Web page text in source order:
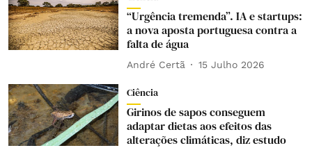
“Urgência tremenda”. IA e startups:
a nova aposta portuguesa contra a
falta de água
André Certã 15 Julho 2026
Ciência
Girinos de sapos conseguem
adaptar dietas aos efeitos das
alterações climáticas, diz estudo